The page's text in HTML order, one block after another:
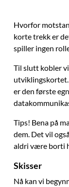
Hvorfor
korte trekk er
spiller ingen
Til slutt kobler
utviklingskortet.
er den første
Tips! Bena på
dem. Det vil
aldri være borti
Skisser
Nå kan vi